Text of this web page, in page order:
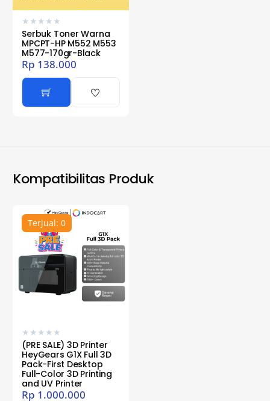
★ ★ ★ ★ ★
Serbuk Toner Warna
MPCPT-HP M552 M553
M577-170gr-Black
Rp 138.000
Kompatibilitas Produk
Terjual: 0
★ ★ ★ ★ ★
(PRE SALE) 3D Printer
HeyGears G1X Full 3D
Pack-First Desktop
Full-Color 3D Printing
and UV Printer
Rp 1.000.000